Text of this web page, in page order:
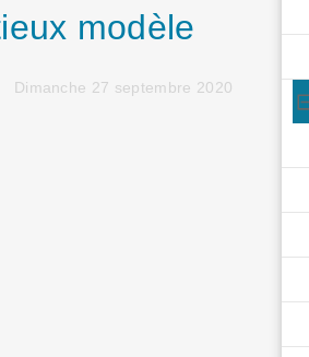
modèle
Dimanche 27 septembre 2020